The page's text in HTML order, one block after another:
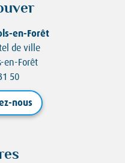
en-Forêt
de ville
en-Forêt
50
nous